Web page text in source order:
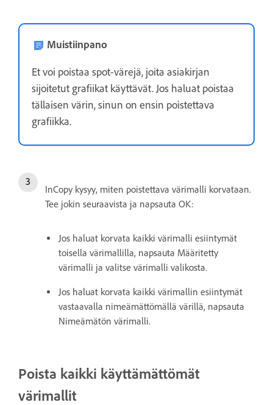
Muistiinpano
Et voi poistaa spot-värejä, joita asiakirjan
sijoitetut grafiikat käyttävät. Jos haluat poistaa
tällaisen värin, sinun on ensin poistettava
grafiikka.
InCopy kysyy, miten poistettava värimalli korvataan.
Tee jokin seuraavista ja napsauta OK:
Jos haluat korvata kaikki värimalli esiintymät
toisella värimallilla, napsauta Määritetty
värimalli ja valitse värimalli valikosta.
Jos haluat korvata kaikki värimallin esiintymät
vastaavalla nimeämättömällä värillä, napsauta
Nimeämätön värimalli.
Poista kaikki käyttämättömät
värimallit